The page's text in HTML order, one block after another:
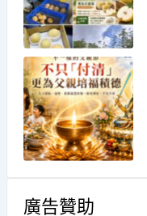
廣告贊助